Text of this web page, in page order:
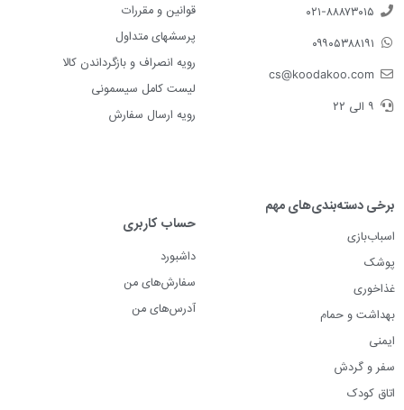
۰۲۱-۸۸۸۷۳۰۱۵
۰۹۹۰۵۳۸۸۱۹۱
cs@koodakoo.com
۹ الی ۲۲
قوانین و مقررات
پرسشهای متداول
رویه انصراف و بازگرداندن کالا
لیست کامل سیسمونی
رویه ارسال سفارش
برخی دسته‌بندی‌های مهم
اسباب‌بازی
پوشک
غذاخوری
بهداشت و حمام
ایمنی
سفر و گردش
اتاق کودک
حساب کاربری
داشبورد
سفارش‌های من
آدرس‌های من